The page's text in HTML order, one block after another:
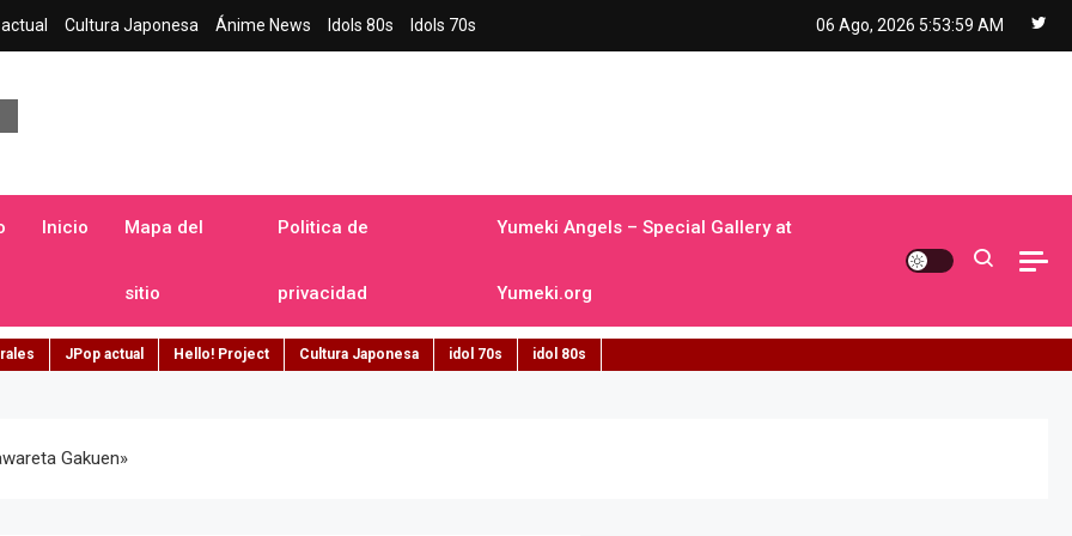
Cultura Japonesa Ánime News Idols 80s Idols 70s 06 Ago, 2026 5:54:00 AM
Inicio Mapa del
sitio
Politica de
privacidad
Yumeki Angels – Special Gallery at
Yumeki.org
JPop actual Hello! Project Cultura Japonesa idol 70s idol 80s
Gakuen»